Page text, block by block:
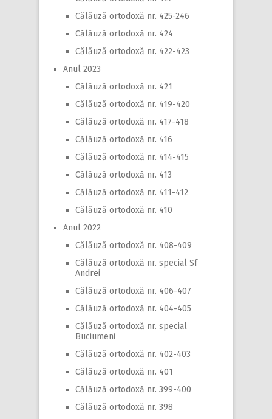
Călăuză ortodoxă nr. 425-246
Călăuză ortodoxă nr. 424
Călăuză ortodoxă nr. 422-423
Anul 2023
Călăuză ortodoxă nr. 421
Călăuză ortodoxă nr. 419-420
Călăuză ortodoxă nr. 417-418
Călăuză ortodoxă nr. 416
Călăuză ortodoxă nr. 414-415
Călăuză ortodoxă nr. 413
Călăuză ortodoxă nr. 411-412
Călăuză ortodoxă nr. 410
Anul 2022
Călăuză ortodoxă nr. 408-409
Călăuză ortodoxă nr. special Sf
Andrei
Călăuză ortodoxă nr. 406-407
Călăuză ortodoxă nr. 404-405
Călăuză ortodoxă nr. special
Buciumeni
Călăuză ortodoxă nr. 402-403
Călăuză ortodoxă nr. 401
Călăuză ortodoxă nr. 399-400
Călăuză ortodoxă nr. 398